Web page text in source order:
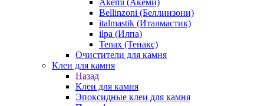
Akemi (Акеми)
Bellinzoni (Беллинзони)
italmastik (Италмастик)
ilpa (Илпа)
Tenax (Тенакс)
Очистители для камня
Клеи для камня
Назад
Клеи для камня
Эпоксидные клеи для камня